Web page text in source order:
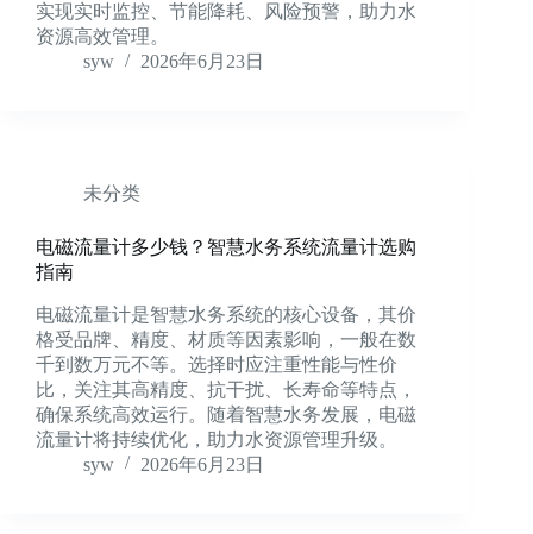
实现实时监控、节能降耗、风险预警，助力水
资源高效管理。
syw
2026年6月23日
未分类
电磁流量计多少钱？智慧水务系统流量计选购
指南
电磁流量计是智慧水务系统的核心设备，其价
格受品牌、精度、材质等因素影响，一般在数
千到数万元不等。选择时应注重性能与性价
比，关注其高精度、抗干扰、长寿命等特点，
确保系统高效运行。随着智慧水务发展，电磁
流量计将持续优化，助力水资源管理升级。
syw
2026年6月23日